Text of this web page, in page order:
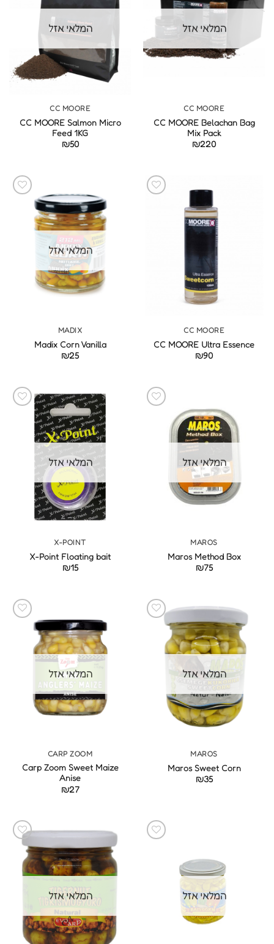
המלאי אזל
CC MOORE
CC MOORE Belachan Bag
Mix Pack
₪220
המלאי אזל
CC MOORE
CC MOORE Salmon Micro
Feed 1KG
₪50
CC MOORE
CC MOORE Ultra Essence
₪90
המלאי אזל
MADIX
Madix Corn Vanilla
₪25
המלאי אזל
MAROS
Maros Method Box
₪75
המלאי אזל
X-POINT
X-Point Floating bait
₪15
המלאי אזל
MAROS
Maros Sweet Corn
₪35
המלאי אזל
CARP ZOOM
Carp Zoom Sweet Maize
Anise
₪27
המלאי אזל המלאי אזל